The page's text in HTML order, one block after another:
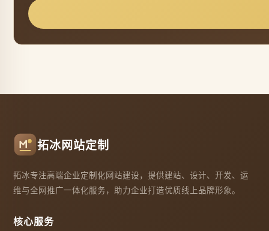
拓冰网站定制
拓冰专注高端企业定制化网站建设，提供建站、设计、开发、运
维与全网推广一体化服务，助力企业打造优质线上品牌形象。
核心服务